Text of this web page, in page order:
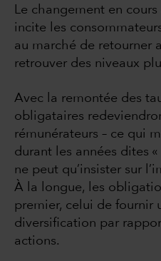
Le changement en
incite les
au marché de retourner
retrouver des niveaux
Avec la remontée des
obligataires
rémunérateurs – ce qui
durant les années dites
ne peut qu’insister sur
À la longue, les
premier, celui de fournir
diversification par
actions.